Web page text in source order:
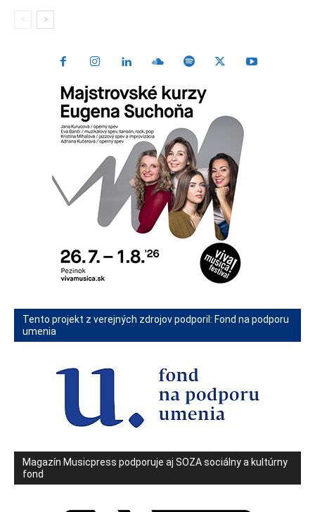
Tento projekt z verejných zdrojov podporil: Fond na podporu
umenia
Magazín Musicpress podporuje aj SOZA sociálny a kultúrny
fond